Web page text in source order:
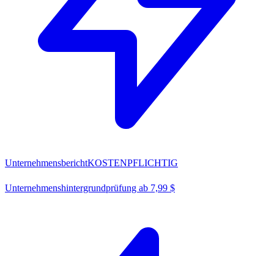
UnternehmensberichtKOSTENPFLICHTIG
Unternehmenshintergrundprüfung ab 7,99 $